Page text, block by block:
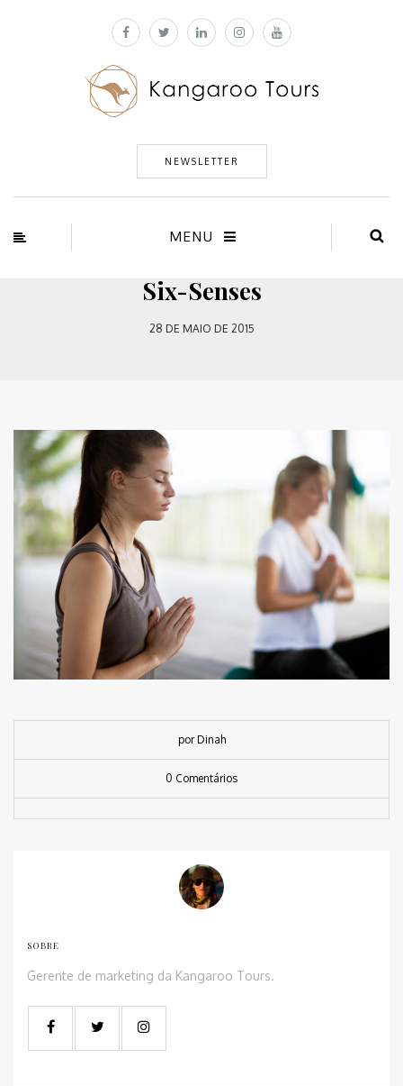
NEWSLETTER
MENU
Six-Senses
28 DE MAIO DE 2015
por Dinah
0 Comentários
SOBRE
Gerente de marketing da Kangaroo Tours.